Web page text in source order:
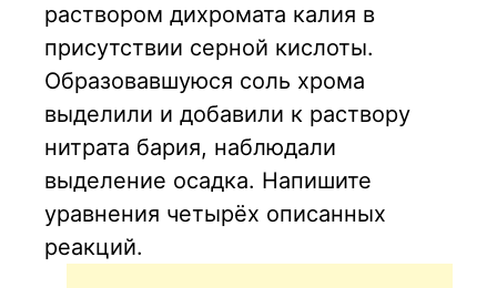
раствором дихромата калия в
присутствии серной кислоты.
Образовавшуюся соль хрома
выделили и добавили к раствору
нитрата бария, наблюдали
выделение осадка. Напишите
уравнения четырёх описанных
реакций.